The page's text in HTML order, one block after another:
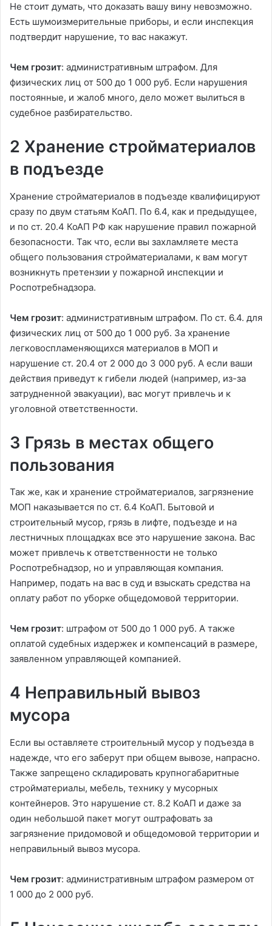
Не стоит думать, что доказать вашу вину невозможно.
Есть шумоизмерительные приборы, и если инспекция
подтвердит нарушение, то вас накажут.
Чем грозит: административным штрафом. Для
физических лиц от 500 до 1 000 руб. Если нарушения
постоянные, и жалоб много, дело может вылиться в
судебное разбирательство.
2 Хранение стройматериалов
в подъезде
Хранение стройматериалов в подъезде квалифицируют
сразу по двум статьям КоАП. По 6.4, как и предыдущее,
и по ст. 20.4 КоАП РФ как нарушение правил пожарной
безопасности. Так что, если вы захламляете места
общего пользования стройматериалами, к вам могут
возникнуть претензии у пожарной инспекции и
Роспотребнадзора.
Чем грозит: административным штрафом. По ст. 6.4. для
физических лиц от 500 до 1 000 руб. За хранение
легковоспламеняющихся материалов в МОП и
нарушение ст. 20.4 от 2 000 до 3 000 руб. А если ваши
действия приведут к гибели людей (например, из-за
затрудненной эвакуации), вас могут привлечь и к
уголовной ответственности.
3 Грязь в местах общего
пользования
Так же, как и хранение стройматериалов, загрязнение
МОП наказывается по ст. 6.4 КоАП. Бытовой и
строительный мусор, грязь в лифте, подъезде и на
лестничных площадках все это нарушение закона. Вас
может привлечь к ответственности не только
Роспотребнадзор, но и управляющая компания.
Например, подать на вас в суд и взыскать средства на
оплату работ по уборке общедомовой территории.
Чем грозит: штрафом от 500 до 1 000 руб. А также
оплатой судебных издержек и компенсаций в размере,
заявленном управляющей компанией.
4 Неправильный вывоз
мусора
Если вы оставляете строительный мусор у подъезда в
надежде, что его заберут при общем вывозе, напрасно.
Также запрещено складировать крупногабаритные
стройматериалы, мебель, технику у мусорных
контейнеров. Это нарушение ст. 8.2 КоАП и даже за
один небольшой пакет могут оштрафовать за
загрязнение придомовой и общедомовой территории и
неправильный вывоз мусора.
Чем грозит: административным штрафом размером от
1 000 до 2 000 руб.